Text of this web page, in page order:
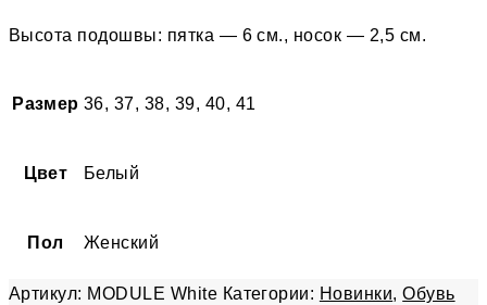
Высота подошвы: пятка — 6 см., носок — 2,5 см.
Размер 36, 37, 38, 39, 40, 41
Цвет Белый
Пол Женский
Артикул: MODULE White Категории: Новинки,Обувь